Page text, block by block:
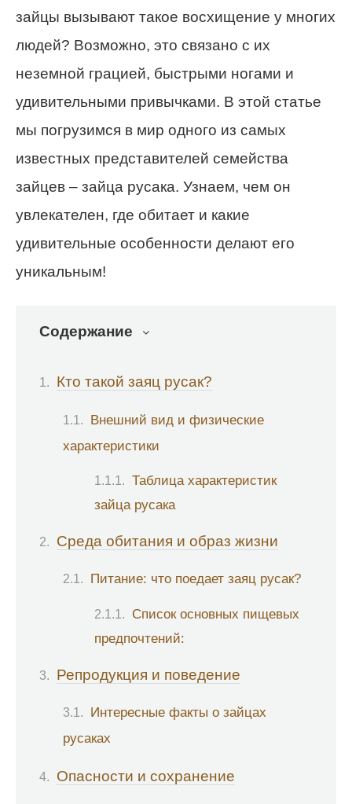
зайцы вызывают такое восхищение у многих
людей? Возможно, это связано с их
неземной грацией, быстрыми ногами и
удивительными привычками. В этой статье
мы погрузимся в мир одного из самых
известных представителей семейства
зайцев – зайца русака. Узнаем, чем он
увлекателен, где обитает и какие
удивительные особенности делают его
уникальным!
Содержание
Кто такой заяц русак?
Внешний вид и физические
характеристики
Таблица характеристик
зайца русака
Среда обитания и образ жизни
Питание: что поедает заяц русак?
Список основных пищевых
предпочтений:
Репродукция и поведение
Интересные факты о зайцах
русаках
Опасности и сохранение